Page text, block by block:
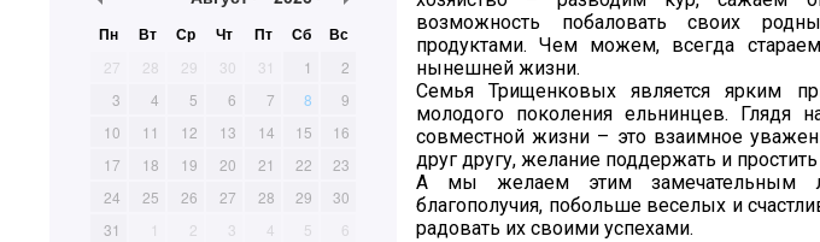
Пн Вт Ср Чт Пт Сб Вс
27 28 29 30 31 1
2
3
4 5 6 7 8
9
10
11 12 13 14 15
16
17
18 19 20 21 22
23
24
25 26 27 28 29
30
31
1 2 3 4 5 6
возможность побаловать своих
продуктами. Чем можем, всегда
нынешней жизни.
Семья Трищенковых является ярким
молодого поколения ельнинцев. Глядя
совместной жизни – это взаимное
друг другу, желание поддержать и
А мы желаем этим замечательным
благополучия, побольше веселых и
радовать их своими успехами.